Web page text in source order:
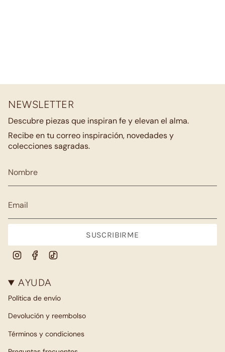
NEWSLETTER
Descubre piezas que inspiran fe y elevan el alma.
Recibe en tu correo inspiración, novedades y
colecciones sagradas.
SUSCRIBIRME
InstagramFacebook
AYUDA
Política de envío
Devolución y reembolso
Términos y condiciones